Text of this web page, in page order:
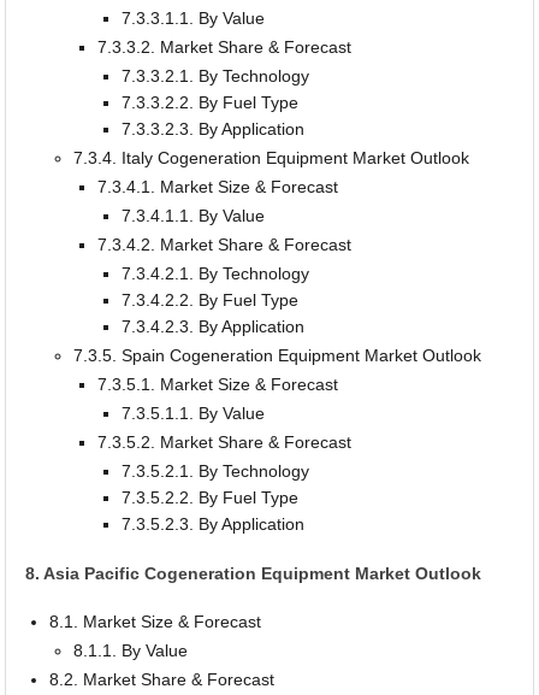
7.3.3.1.1. By Value
7.3.3.2. Market Share & Forecast
7.3.3.2.1. By Technology
7.3.3.2.2. By Fuel Type
7.3.3.2.3. By Application
7.3.4. Italy Cogeneration Equipment Market Outlook
7.3.4.1. Market Size & Forecast
7.3.4.1.1. By Value
7.3.4.2. Market Share & Forecast
7.3.4.2.1. By Technology
7.3.4.2.2. By Fuel Type
7.3.4.2.3. By Application
7.3.5. Spain Cogeneration Equipment Market Outlook
7.3.5.1. Market Size & Forecast
7.3.5.1.1. By Value
7.3.5.2. Market Share & Forecast
7.3.5.2.1. By Technology
7.3.5.2.2. By Fuel Type
7.3.5.2.3. By Application
8. Asia Pacific Cogeneration Equipment Market Outlook
8.1. Market Size & Forecast
8.1.1. By Value
8.2. Market Share & Forecast